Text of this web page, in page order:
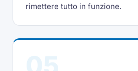
rimettere tutto in funzione.